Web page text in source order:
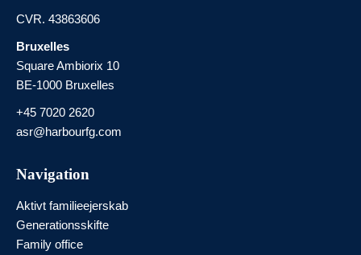
CVR. 43863606
Bruxelles
Square Ambiorix 10
BE-1000 Bruxelles
+45 7020 2620
asr@harbourfg.com
Navigation
Aktivt familieejerskab
Generationsskifte
Family office